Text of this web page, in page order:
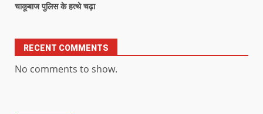
चाकूबाज पुलिस के हत्थे चढ़ा
RECENT COMMENTS
No comments to show.